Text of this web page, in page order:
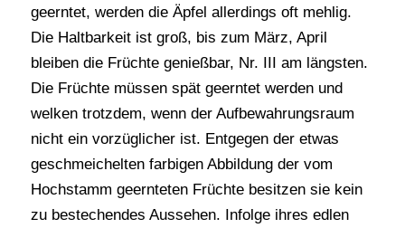
geerntet, werden die Äpfel allerdings oft mehlig.
Die Haltbarkeit ist groß, bis zum März, April
bleiben die Früchte genießbar, Nr. III am längsten.
Die Früchte müssen spät geerntet werden und
welken trotzdem, wenn der Aufbewahrungsraum
nicht ein vorzüglicher ist. Entgegen der etwas
geschmeichelten farbigen Abbildung der vom
Hochstamm geernteten Früchte besitzen sie kein
zu bestechendes Aussehen. Infolge ihres edlen